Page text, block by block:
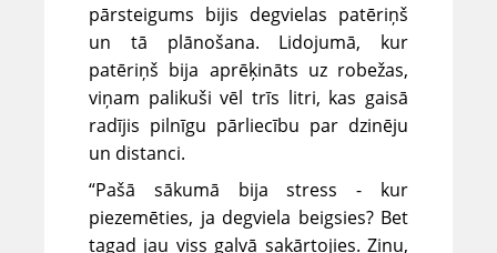
pārsteigums bijis degvielas patēriņš
un tā plānošana. Lidojumā, kur
patēriņš bija aprēķināts uz robežas,
viņam palikuši vēl trīs litri, kas gaisā
radījis pilnīgu pārliecību par dzinēju
un distanci.
“Pašā sākumā bija stress - kur
piezemēties, ja degviela beigsies? Bet
tagad jau viss galvā sakārtojies. Zinu,